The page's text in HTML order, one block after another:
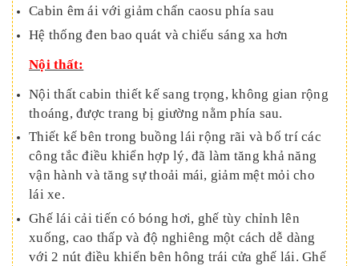
Cabin êm ái với giảm chấn caosu phía sau
Hệ thống đen bao quát và chiếu sáng xa hơn
Nội thất:
Nội thất cabin thiết kế sang trọng, không gian rộng
thoáng, được trang bị giường nằm phía sau.
Thiết kế bên trong buồng lái rộng rãi và bố trí các
công tắc điều khiển hợp lý, đã làm tăng khả năng
vận hành và tăng sự thoải mái, giảm mệt mỏi cho
lái xe.
Ghế lái cải tiến có bóng hơi, ghế tùy chỉnh lên
xuống, cao thấp và độ nghiêng một cách dễ dàng
với 2 nút điều khiển bên hông trái cửa ghế lái. Ghế